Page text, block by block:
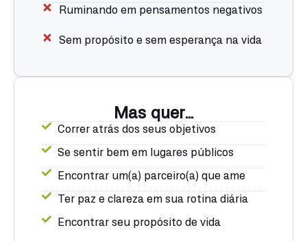
Ruminando em pensamentos negativos
Sem propósito e sem esperança na vida
Mas quer...
Correr atrás dos seus objetivos
Se sentir bem em lugares públicos
Encontrar um(a) parceiro(a) que ame
Ter paz e clareza em sua rotina diária
Encontrar seu propósito de vida